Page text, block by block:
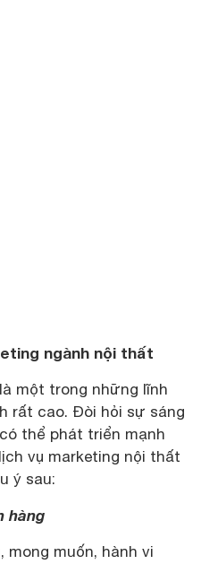
ngành nội thất
một trong những lĩnh
rất cao. Đòi hỏi sự sáng
thể phát triển mạnh
vụ marketing nội thất
ý sau:
hàng
mong muốn, hành vi